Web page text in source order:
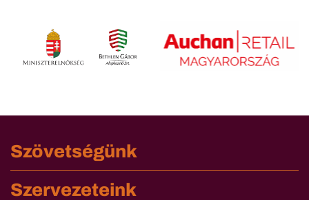
Szövetségünk
Szervezeteink